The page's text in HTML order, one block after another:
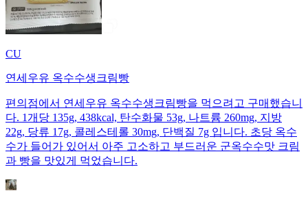
CU
연세우유 옥수수생크림빵
편의점에서 연세우유 옥수수생크림빵을 먹으려고 구매했습니
다. 1개당 135g, 438kcal, 탄수화물 53g, 나트륨 260mg, 지방
22g, 당류 17g, 콜레스테롤 30mg, 단백질 7g 입니다. 초당 옥수
수가 들어가 있어서 아주 고소하고 부드러운 군옥수수맛 크림
과 빵을 맛있게 먹었습니다.